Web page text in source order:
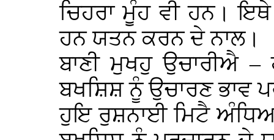
ਚਿਹਰਾ ਮੂੰਹ ਵੀ ਹਨ।
ਹਨ ਯਤਨ ਕਰਨ ਦੇ ਨਾਲ।
ਬਾਣੀ ਮੁਖਹੁ ਉਚਾਰੀਐ
ਬਖਸ਼ਿਸ਼ ਨੂੰ ਉਚਾਰਣ ਭਾਵ
ਹੁਇ ਰੁਸ਼ਨਾਈ ਮਿਟੈ